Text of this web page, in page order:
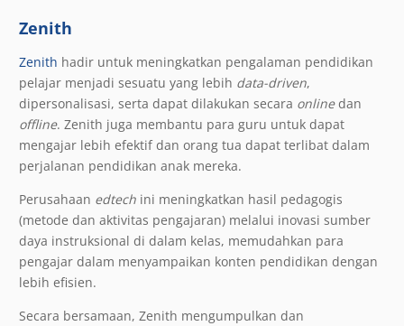
Zenith
Zenith hadir untuk meningkatkan pengalaman pendidikan
pelajar menjadi sesuatu yang lebih data-driven,
dipersonalisasi, serta dapat dilakukan secara onlinedan
offline. Zenith juga membantu para guru untuk dapat
mengajar lebih efektif dan orang tua dapat terlibat dalam
perjalanan pendidikan anak mereka.
Perusahaan edtech ini meningkatkan hasil pedagogis
(metode dan aktivitas pengajaran) melalui inovasi sumber
daya instruksional di dalam kelas, memudahkan para
pengajar dalam menyampaikan konten pendidikan dengan
lebih efisien.
Secara bersamaan, Zenith mengumpulkan dan